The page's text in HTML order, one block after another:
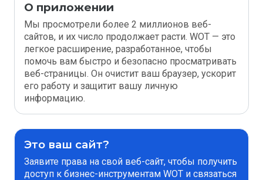
О приложении
Мы просмотрели более 2 миллионов веб-
сайтов, и их число продолжает расти. WOT — это
легкое расширение, разработанное, чтобы
помочь вам быстро и безопасно просматривать
веб-страницы. Он очистит ваш браузер, ускорит
его работу и защитит вашу личную
информацию.
Это ваш сайт?
Заявите права на свой веб-сайт, чтобы получить
доступ к бизнес-инструментам WOT и связаться